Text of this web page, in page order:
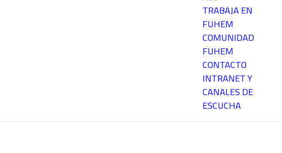
TRABAJA EN
FUHEM
COMUNIDAD
FUHEM
CONTACTO
INTRANET Y
CANALES DE
ESCUCHA